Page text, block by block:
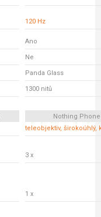
120 Hz
Ano
Ne
Panda Glass
1300 nitů
Nothing Phone
teleobjektiv, širokoúhlý,
3 x
1 x